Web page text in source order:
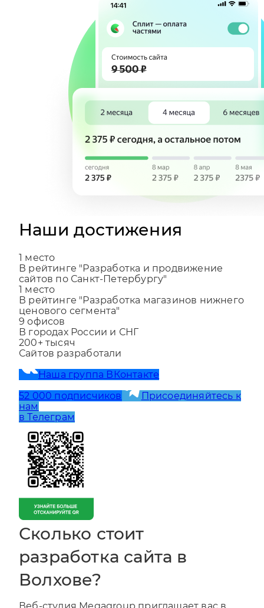
Наши достижения
1место
В рейтинге "Разработка и продвижение
сайтов по Санкт-Петербургу"
1место
В рейтинге "Разработка магазинов нижнего
ценового сегмента"
9 офисов
В городах России и СНГ
200+тысяч
52 000 подписчиков
нам
Сколько стоит
разработка сайта в
Волхове?